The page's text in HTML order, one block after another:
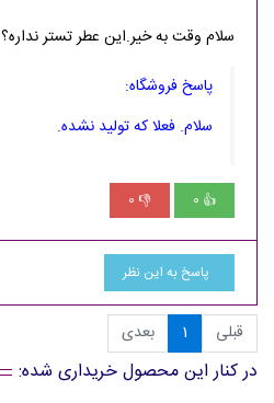
سلام وقت به خیر.این عطر تستر نداره؟
پاسخ فروشگاه:
سلام. فعلا که تولید نشده.
👍
0
👎
0
پاسخ به این نظر
قبلی 1 بعدی
در کنار این محصول خریداری شده: